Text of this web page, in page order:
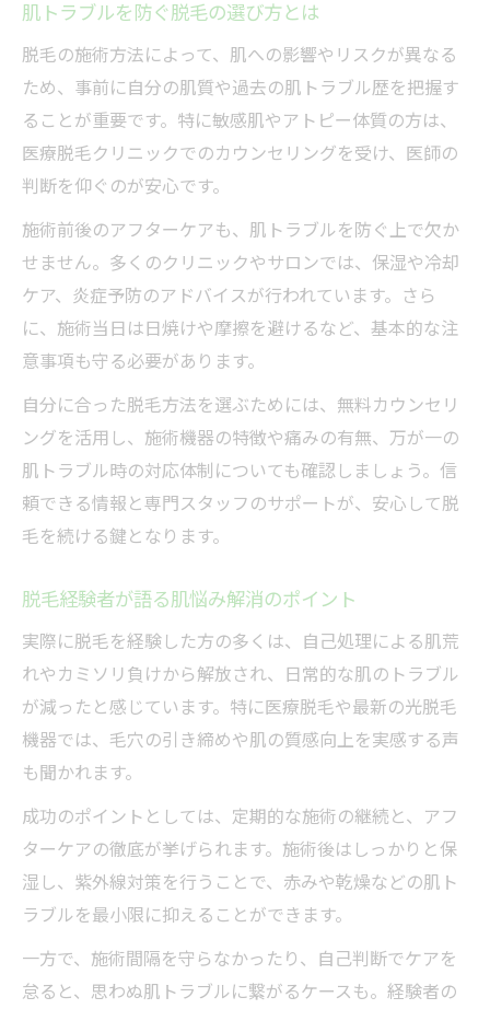
肌トラブルを防ぐ脱毛の選び方とは
脱毛の施術方法によって、肌への影響やリスクが異なる
ため、事前に自分の肌質や過去の肌トラブル歴を把握す
ることが重要です。特に敏感肌やアトピー体質の方は、
医療脱毛クリニックでのカウンセリングを受け、医師の
判断を仰ぐのが安心です。
施術前後のアフターケアも、肌トラブルを防ぐ上で欠か
せません。多くのクリニックやサロンでは、保湿や冷却
ケア、炎症予防のアドバイスが行われています。さら
に、施術当日は日焼けや摩擦を避けるなど、基本的な注
意事項も守る必要があります。
自分に合った脱毛方法を選ぶためには、無料カウンセリ
ングを活用し、施術機器の特徴や痛みの有無、万が一の
肌トラブル時の対応体制についても確認しましょう。信
頼できる情報と専門スタッフのサポートが、安心して脱
毛を続ける鍵となります。
脱毛経験者が語る肌悩み解消のポイント
実際に脱毛を経験した方の多くは、自己処理による肌荒
れやカミソリ負けから解放され、日常的な肌のトラブル
が減ったと感じています。特に医療脱毛や最新の光脱毛
機器では、毛穴の引き締めや肌の質感向上を実感する声
も聞かれます。
成功のポイントとしては、定期的な施術の継続と、アフ
ターケアの徹底が挙げられます。施術後はしっかりと保
湿し、紫外線対策を行うことで、赤みや乾燥などの肌ト
ラブルを最小限に抑えることができます。
一方で、施術間隔を守らなかったり、自己判断でケアを
怠ると、思わぬ肌トラブルに繋がるケースも。経験者の